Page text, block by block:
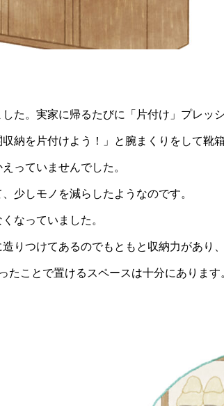
た。実家に帰るたびに「片付け」プレッ
収納を片付けよう！」と腕まくりをして靴
っていませんでした。
少しモノを減らしたようなのです。
なっていました。
りつけてあるのでもともと収納力があり、
たことで置けるスペースは十分にあります